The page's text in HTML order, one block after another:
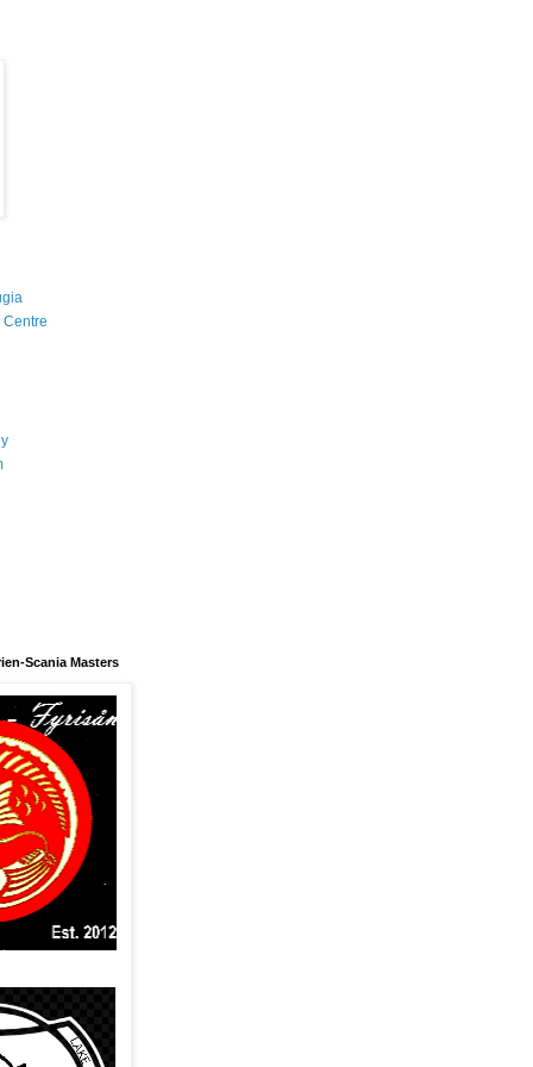
Centre
Scania Masters